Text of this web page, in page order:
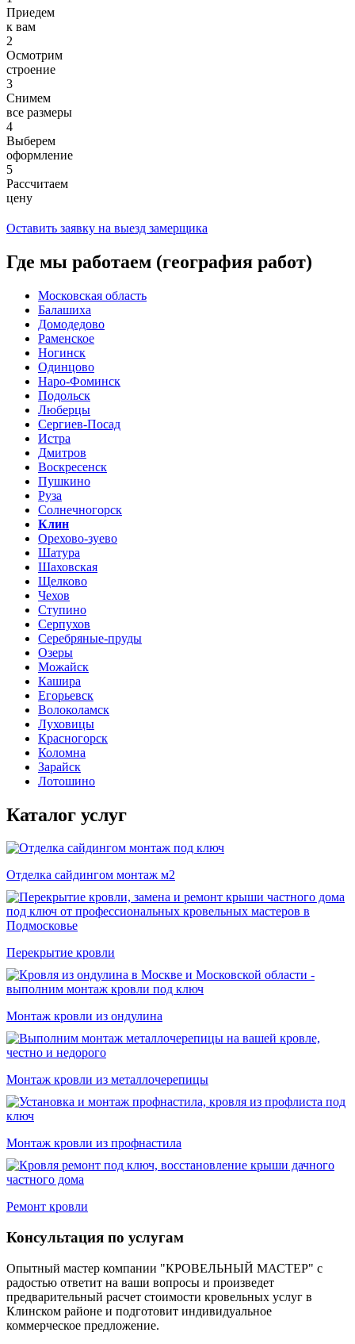
Приедем
к вам
2
Осмотрим
строение
3
Снимем
все размеры
4
Выберем
оформление
5
Рассчитаем
цену
Оставить заявку на выезд замерщика
Где мы работаем (география работ)
Московская область
Балашиха
Домодедово
Раменское
Ногинск
Одинцово
Наро-Фоминск
Подольск
Люберцы
Сергиев-Посад
Истра
Дмитров
Воскресенск
Пушкино
Руза
Солнечногорск
Клин
Орехово-зуево
Шатура
Шаховская
Щелково
Чехов
Ступино
Серпухов
Серебряные-пруды
Озеры
Можайск
Кашира
Егорьевск
Волоколамск
Луховицы
Красногорск
Коломна
Зарайск
Лотошино
Каталог услуг
Отделка сайдингом монтаж м2
Перекрытие кровли
Монтаж кровли из ондулина
Монтаж кровли из металлочерепицы
Монтаж кровли из профнастила
Ремонт кровли
Консультация по услугам
Опытный мастер компании "КРОВЕЛЬНЫЙ МАСТЕР" с
радостью ответит на ваши вопросы и произведет
предварительный расчет стоимости кровельных услуг в
Клинском районе и подготовит индивидуальное
коммерческое предложение.